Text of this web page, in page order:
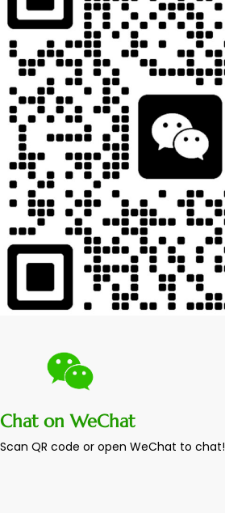
Chat on WeChat
Scan QR code or open WeChat to chat!